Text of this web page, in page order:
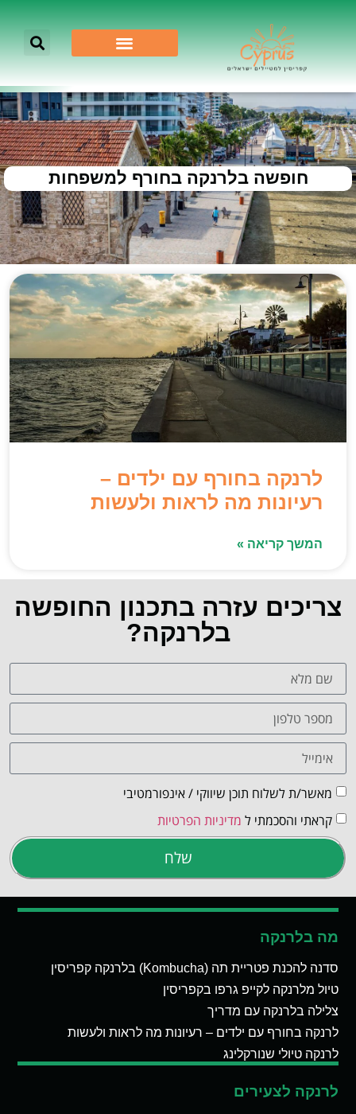
חופשה בלרנקה בחורף למשפחות
לרנקה בחורף עם ילדים –
רעיונות מה לראות ולעשות
המשך קריאה »
צריכים עזרה בתכנון החופשה
בלרנקה?
מאשר/ת לשלוח תוכן שיווקי / אינפורמטיבי
קראתי והסכמתי ל מדיניות הפרטיות
שלח
מה בלרנקה
סדנה להכנת פטריית תה (Kombucha) בלרנקה קפריסין
טיול מלרנקה לקייפ גרפו בקפריסין
צלילה בלרנקה עם מדריך
לרנקה בחורף עם ילדים – רעיונות מה לראות ולעשות
לרנקה טיולי שנורקלינג
לרנקה לצעירים